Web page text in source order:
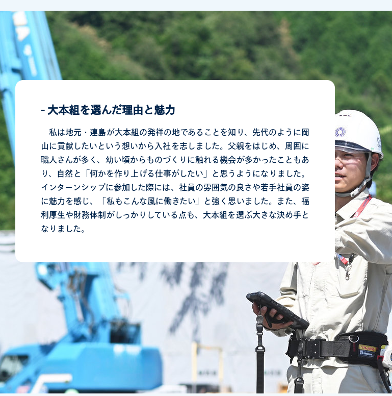
- 大本組を選んだ理由と魅力
私は地元・連島が大本組の発祥の地であることを知り、先代のように岡
山に貢献したいという想いから入社を志しました。父親をはじめ、周囲に
職人さんが多く、幼い頃からものづくりに触れる機会が多かったこともあ
り、自然と「何かを作り上げる仕事がしたい」と思うようになりました。
インターンシップに参加した際には、社員の雰囲気の良さや若手社員の姿
に魅力を感じ、「私もこんな風に働きたい」と強く思いました。また、福
利厚生や財務体制がしっかりしている点も、大本組を選ぶ大きな決め手と
なりました。